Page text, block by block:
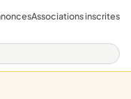
Associations inscrites